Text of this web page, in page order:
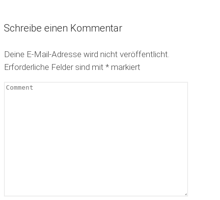
Schreibe einen Kommentar
Deine E-Mail-Adresse wird nicht veröffentlicht.
Erforderliche Felder sind mit * markiert